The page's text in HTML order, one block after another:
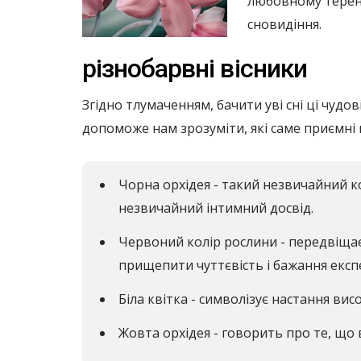
сновидіння.
різнобарвні вісники
Згідно тлумаченням, бачити уві сні ці
допоможе нам зрозуміти, які саме
Чорна орхідея - такий незвичайний
незвичайний інтимний досвід.
Червоний колір рослини -
прищепити чуттєвість і бажання
Біла квітка - символізує настання
Жовта орхідея - говорить про те, що